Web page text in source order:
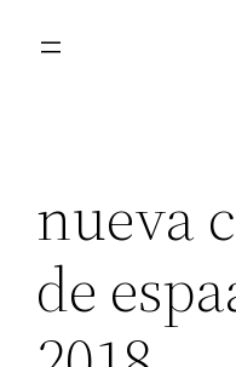
nueva
de